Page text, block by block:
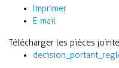
Imprimer
E-mail
Télécharger les pièces